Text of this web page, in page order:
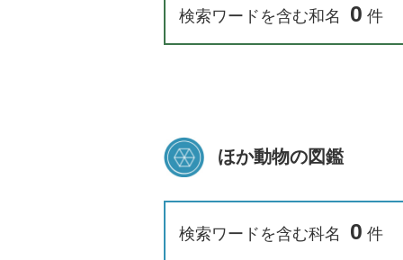
検索ワードを含む和名 0 件
ほか動物の図鑑
検索ワードを含む科名 0 件